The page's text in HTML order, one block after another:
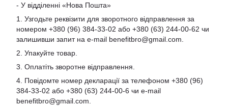
- У відділенні «Нова Пошта»
1. Узгодьте реквізити для зворотного відправлення за
номером +380 (96) 384-33-02 або +380 (63) 244-00-62 чи
залишивши запит на e-mail benefitbro@gmail.com
2. Упакуйте товар.
3. Оплатіть зворотне відправлення.
4. Повідомте номер декларації за телефоном +380 (96)
384-33-02 або +380 (63) 244-00-6 чи e-mail
benefitbro@gmail.com